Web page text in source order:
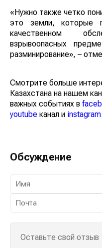
«Нужно также четко
это земли, которые
качественном
взрывоопасных
разминирование», –
Смотрите больше
Казахстана на нашем
важных событиях в
youtube канал и instagram.
Обсуждение